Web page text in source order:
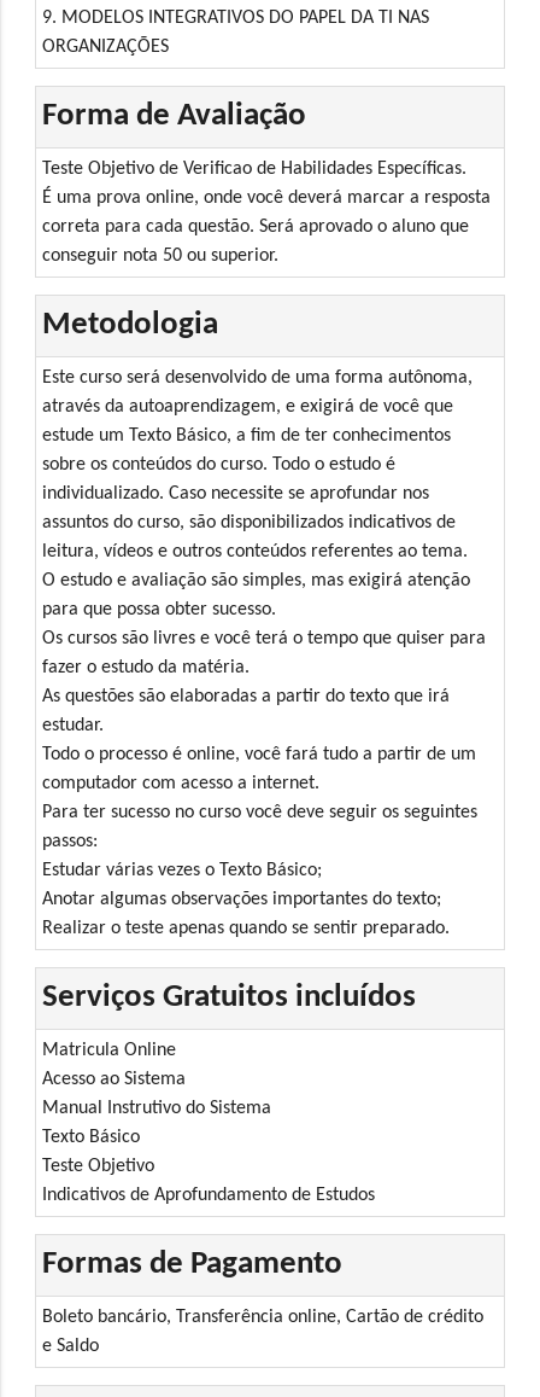
9. MODELOS INTEGRATIVOS DO PAPEL DA TI NAS
ORGANIZAÇÕES
Forma de Avaliação
Teste Objetivo de Verificao de Habilidades Específicas.
É uma prova online, onde você deverá marcar a resposta
correta para cada questão. Será aprovado o aluno que
conseguir nota 50 ou superior.
Metodologia
Este curso será desenvolvido de uma forma autônoma,
através da autoaprendizagem, e exigirá de você que
estude um Texto Básico, a fim de ter conhecimentos
sobre os conteúdos do curso. Todo o estudo é
individualizado. Caso necessite se aprofundar nos
assuntos do curso, são disponibilizados indicativos de
leitura, vídeos e outros conteúdos referentes ao tema.
O estudo e avaliação são simples, mas exigirá atenção
para que possa obter sucesso.
Os cursos são livres e você terá o tempo que quiser para
fazer o estudo da matéria.
As questões são elaboradas a partir do texto que irá
estudar.
Todo o processo é online, você fará tudo a partir de um
computador com acesso a internet.
Para ter sucesso no curso você deve seguir os seguintes
passos:
Estudar várias vezes o Texto Básico;
Anotar algumas observações importantes do texto;
Realizar o teste apenas quando se sentir preparado.
Serviços Gratuitos incluídos
Matricula Online
Acesso ao Sistema
Manual Instrutivo do Sistema
Texto Básico
Teste Objetivo
Indicativos de Aprofundamento de Estudos
Formas de Pagamento
Boleto bancário, Transferência online, Cartão de crédito
e Saldo